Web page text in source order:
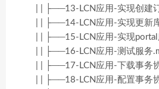
| | ├──13-LCN应用-实现创建
| | ├──14-LCN应用-实现更新
| | ├──15-LCN应用-实现
| | ├──16-LCN应用-测试服务
| | ├──17-LCN应用-下载事务
| | ├──18-LCN应用-配置事务